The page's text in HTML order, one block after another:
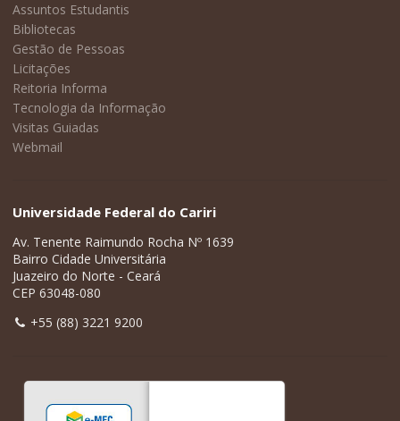
Assuntos Estudantis
Bibliotecas
Gestão de Pessoas
Licitações
Reitoria Informa
Tecnologia da Informação
Visitas Guiadas
Webmail
Universidade Federal do Cariri
Av. Tenente Raimundo Rocha Nº 1639
Bairro Cidade Universitária
Juazeiro do Norte - Ceará
CEP 63048-080
+55 (88) 3221 9200